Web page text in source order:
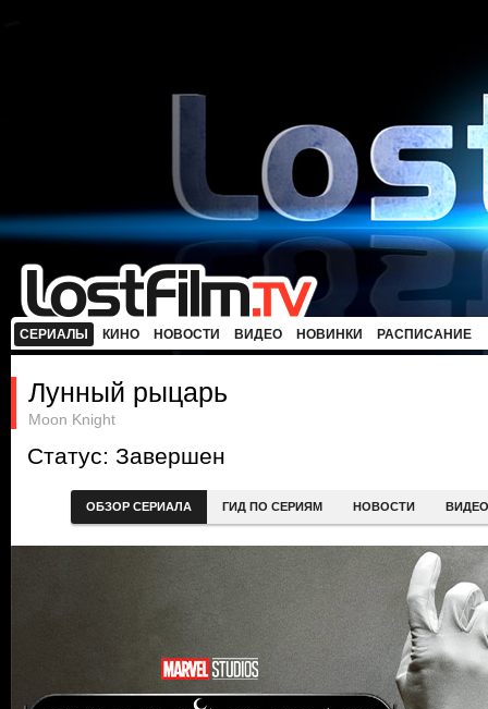
СЕРИАЛЫ КИНО НОВОСТИ ВИДЕО НОВИНКИ РАСПИСАНИЕ
Лунный рыцарь
Moon Knight
Статус: Завершен
ОБЗОР СЕРИАЛА ГИД ПО СЕРИЯМ НОВОСТИ ВИДЕО